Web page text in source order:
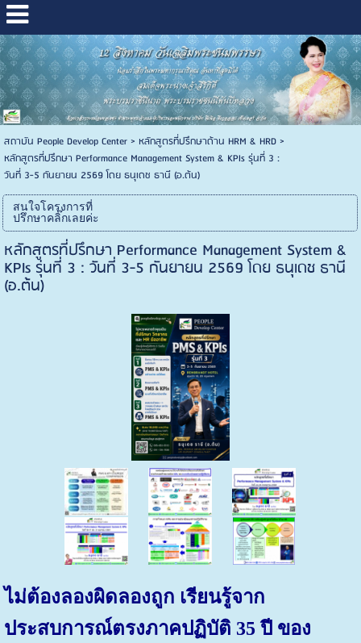
สถาบัน People Develop Center> หลักสูตรที่ปรึกษาด้าน HRM & HRD>
หลักสูตรที่ปรึกษา Performance Management System & KPIs รุ่นที่ 3 :
วันที่ 3-5 กันยายน 2569 โดย ธนุเดช ธานี (อ.ต้น)
สนใจโครงการที่
ปรึกษาคลิ๊กเลยค่ะ
หลักสูตรที่ปรึกษา Performance Management System &
KPIs รุ่นที่ 3 : วันที่ 3-5 กันยายน 2569 โดย ธนุเดช ธานี
(อ.ต้น)
ไม่ต้องลองผิดลองถูก เรียนรู้จาก
ประสบการณ์ตรงภาคปฏิบัติ 35 ปี ของ